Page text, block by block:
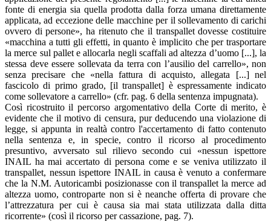
fonte di energia sia quella prodotta dalla forza umana direttamente
applicata, ad eccezione delle macchine per il sollevamento di carichi
ovvero di persone», ha ritenuto che il transpallet dovesse costituire
«macchina a tutti gli effetti, in quanto è implicito che per trasportare
la merce sul pallet e allocarla negli scaffali ad altezza d’uomo [...], la
stessa deve essere sollevata da terra con l’ausilio del carrello», non
senza precisare che «nella fattura di acquisto, allegata [...] nel
fascicolo di primo grado, [il transpallet] è espressamente indicato
come sollevatore a carrello» (cfr. pag. 6 della sentenza impugnata).
Così ricostruito il percorso argomentativo della Corte di merito, è
evidente che il motivo di censura, pur deducendo una violazione di
legge, si appunta in realtà contro l'accertamento di fatto contenuto
nella sentenza e, in specie, contro il ricorso al procedimento
presuntivo, avversato sul rilievo secondo cui «nessun ispettore
INAIL ha mai accertato di persona come e se veniva utilizzato il
transpallet, nessun ispettore INAIL in causa è venuto a confermare
che la N.M. Autoricambi posizionasse con il transpallet la merce ad
altezza uomo, controparte non si è neanche offerta di provare che
l’attrezzatura per cui è causa sia mai stata utilizzata dalla ditta
ricorrente» (così il ricorso per cassazione, pag. 7).